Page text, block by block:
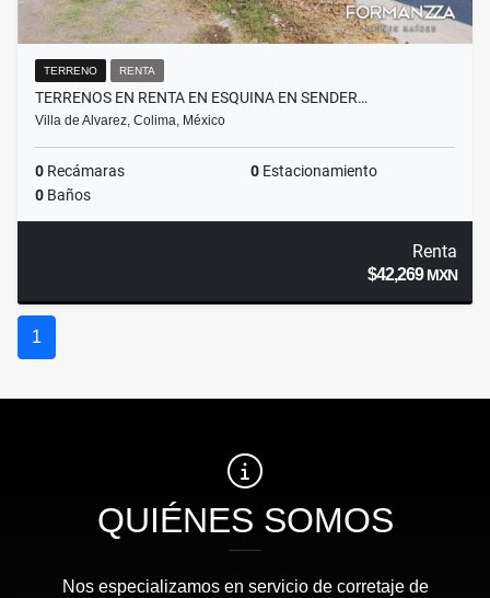
TERRENO RENTA
TERRENOS EN RENTA EN ESQUINA EN SENDER…
Villa de Alvarez, Colima, México
0 Recámaras 0 Estacionamiento
0 Baños
Renta
$42,269MXN
1
QUIÉNES SOMOS
Nos especializamos en servicio de corretaje de